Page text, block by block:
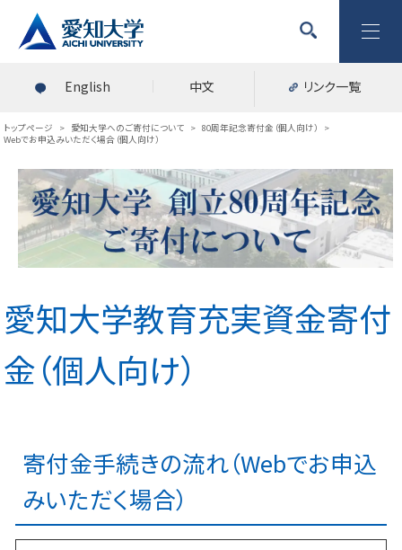
English 中文 リンク一覧
トップページ > 愛知大学へのご寄付について > 80周年記念寄付金（個人向け）
>
Webでお申込みいただく場合（個人向け）
愛知大学教育充実資金寄付
金（個人向け）
寄付金手続きの流れ（Webでお申込
みいただく場合）